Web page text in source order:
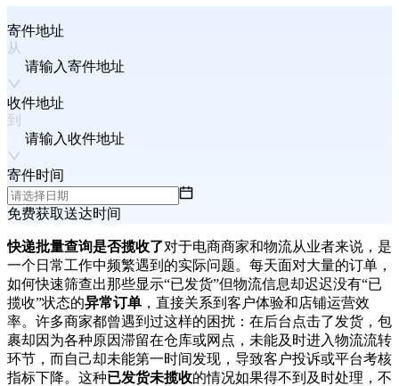
寄件地址
请输入寄件地址
收件地址
请输入收件地址
寄件时间
免费获取送达时间
快递批量查询是否揽收了对于电商商家和物流从业者来说，是
一个日常工作中频繁遇到的实际问题。每天面对大量的订单，
如何快速筛查出那些显示“已发货”但物流信息却迟迟没有“已
揽收”状态的异常订单 ，直接关系到客户体验和店铺运营效
率。许多商家都曾遇到过这样的困扰：在后台点击了发货，包
裹却因为各种原因滞留在仓库或网点，未能及时进入物流流转
环节，而自己却未能第一时间发现，导致客户投诉或平台考核
指标下降。这种已发货未揽收的情况如果得不到及时处理，不